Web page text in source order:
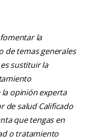
la
de temas generales
sustituir la
opinión experta
de salud Calificado
que tengas en
o tratamiento